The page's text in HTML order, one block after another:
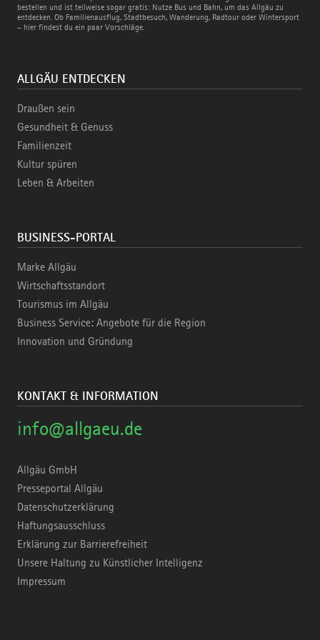
bestellen und ist teilweise sogar gratis: Nutze Bus und Bahn, um das Allgäu zu
entdecken. Ob Familienausflug, Stadtbesuch, Wanderung, Radtour oder Wintersport
– hier findest du ein paar Vorschläge.
und
Bahn
ALLGÄU ENTDECKEN
Draußen sein
Gesundheit & Genuss
Familienzeit
Kultur spüren
Leben & Arbeiten
BUSINESS-PORTAL
Marke Allgäu
Wirtschaftsstandort
Tourismus im Allgäu
Business Service: Angebote für die Region
Innovation und Gründung
KONTAKT & INFORMATION
info@allgaeu.de
Allgäu GmbH
Presseportal Allgäu
Datenschutzerklärung
Haftungsausschluss
Erklärung zur Barrierefreiheit
Unsere Haltung zu Künstlicher Intelligenz
Impressum